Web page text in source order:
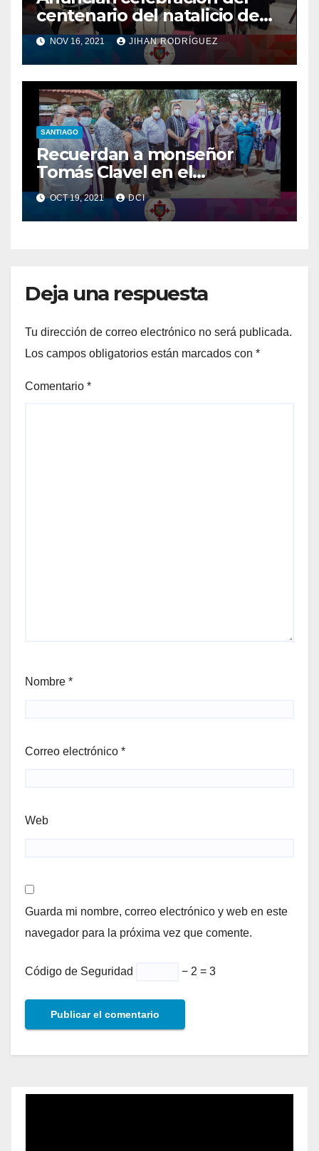
centenario del natalicio de
Monseñor Clavel
NOV 16, 2021 JIHAN RODRÍGUEZ
SANTIAGO
Recuerdan a monseñor
Tomás Clavel en el
aniversario de su
fallecimiento
OCT 19, 2021 DCI
Deja una respuesta
Tu dirección de correo electrónico no será publicada.
Los campos obligatorios están marcados con *
Comentario *
Nombre *
Correo electrónico *
Web
Guarda mi nombre, correo electrónico y web en este
navegador para la próxima vez que comente.
Código de Seguridad − 2 = 3